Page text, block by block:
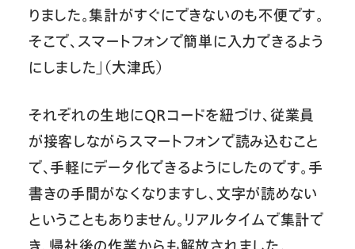
りました。集計がすぐにできないのも不便です。
そこで、スマートフォンで簡単に入力できるよう
にしました」（大津氏）
それぞれの生地にQRコードを紐づけ、従業員
が接客しながらスマートフォンで読み込むこと
で、手軽にデータ化できるようにしたのです。手
書きの手間がなくなりますし、文字が読めない
ということもありません。リアルタイムで集計で